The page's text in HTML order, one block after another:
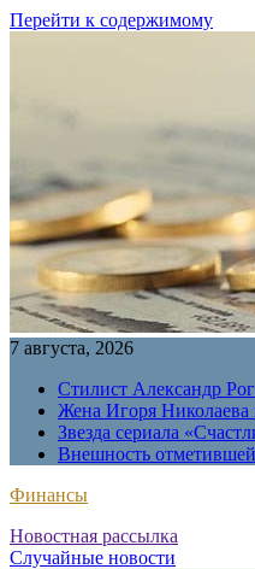
Перейти к содержимому
7 августа, 2026
Стилист Александр
Жена Игоря Николаева
Звезда сериала
Внешность
Финансы
Новостная рассылка
Случайные новости